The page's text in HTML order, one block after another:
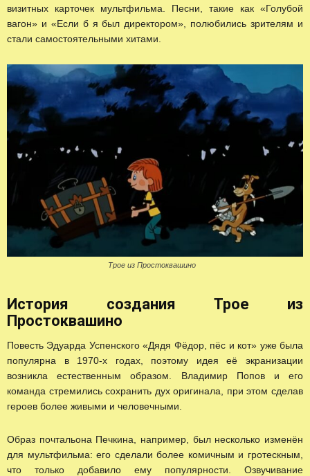
визитных карточек мультфильма. Песни, такие как «Голубой
вагон» и «Если б я был директором», полюбились зрителям и
стали самостоятельными хитами.
Трое из Простоквашино
История создания Трое из
Простоквашино
Повесть Эдуарда Успенского «Дядя Фёдор, пёс и кот» уже была
популярна в 1970-х годах, поэтому идея её экранизации
возникла естественным образом. Владимир Попов и его
команда стремились сохранить дух оригинала, при этом сделав
героев более живыми и человечными.
Образ почтальона Печкина, например, был несколько изменён
для мультфильма: его сделали более комичным и гротескным,
что только добавило ему популярности. Озвучивание